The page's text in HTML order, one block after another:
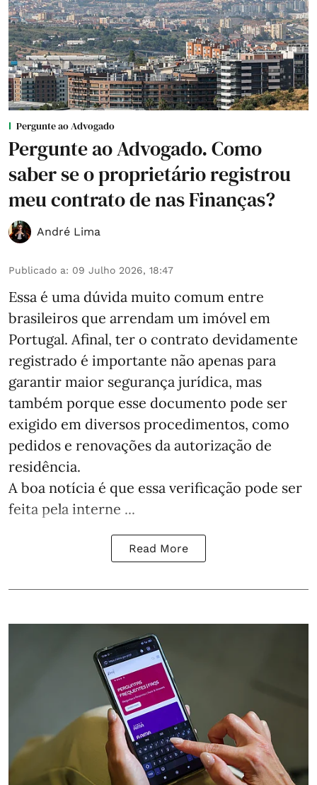
Pergunte ao Advogado
Pergunte ao Advogado. Como
saber se o proprietário registrou
meu contrato de nas Finanças?
André Lima
Publicado a: 09 Julho 2026, 18:47
Essa é uma dúvida muito comum entre
brasileiros que arrendam um imóvel em
Portugal. Afinal, ter o contrato devidamente
registrado é importante não apenas para
garantir maior segurança jurídica, mas
também porque esse documento pode ser
exigido em diversos procedimentos, como
pedidos e renovações da autorização de
residência.
A boa notícia é que essa verificação pode ser
feita pela interne ...
Read More